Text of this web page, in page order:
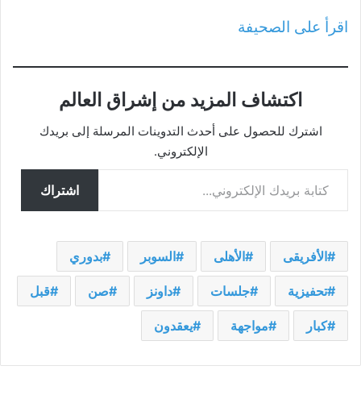
اقرأ على الصحيفة
اكتشاف المزيد من إشراق العالم
اشترك للحصول على أحدث التدوينات المرسلة إلى بريدك
الإلكتروني.
كتابة بريدك الإلكتروني...
اشتراك
الأفريقى الأهلى السوبر بدوري
تحفيزية جلسات داونز صن قبل
كبار مواجهة يعقدون